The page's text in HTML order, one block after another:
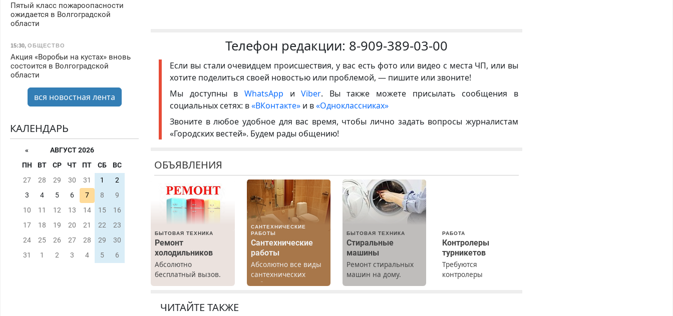
Телефон редакции: 8-909-389-03-00
Если вы стали очевидцем происшествия, у вас есть фото или видео с места ЧП, или вы
хотите поделиться своей новостью или проблемой, — пишите или звоните!
Мы доступны в WhatsApp иViber. Вы также можете присылать сообщения в
социальных сетях: в«ВКонтакте» и в«Одноклассниках»
Звоните в любое удобное для вас время, чтобы лично задать вопросы журналистам
«Городских вестей». Будем рады общению!
ОБЪЯВЛЕНИЯ
БЫТОВАЯ ТЕХНИКА
Ремонт
холодильников
Абсолютно
бесплатный вызов.
Ремонт
марок на дому, с
САНТЕХНИЧЕСКИЕ
РАБОТЫ
Сантехнические
работы
Абсолютно все виды
сантехнических
работ. Быстро.
БЫТОВАЯ ТЕХНИКА
Стиральные
машины
Ремонт стиральных
машин на дому.
Выезд и диагностика
РАБОТА
Контролеры
турникетов
Требуются
контролеры
ЧИТАЙТЕ ТАКЖЕ
Пятый класс пожароопасности
ожидается в Волгоградской
области
15:30, ОБЩЕСТВО
Акция «Воробьи на кустах» вновь
состоится в Волгоградской
области
вся новостная лента
КАЛЕНДАРЬ
«
АВГУСТ 2026
ПН
ВТ СР ЧТ ПТ СБ
ВС
27
28 29 30 31 1
2
3
4 5 6 7 8
9
10
11 12 13 14 15
16
17
18 19 20 21 22
23
24
25 26 27 28 29
30
31
1 2 3 4 5 6